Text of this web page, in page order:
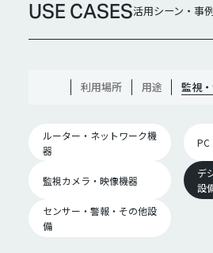
USE CASES活用シーン・事例
利用場所 用途 監視
ルーター・ネットワーク機
器
PC
監視カメラ・映像機器
デ
設
センサー・警報・その他設
備